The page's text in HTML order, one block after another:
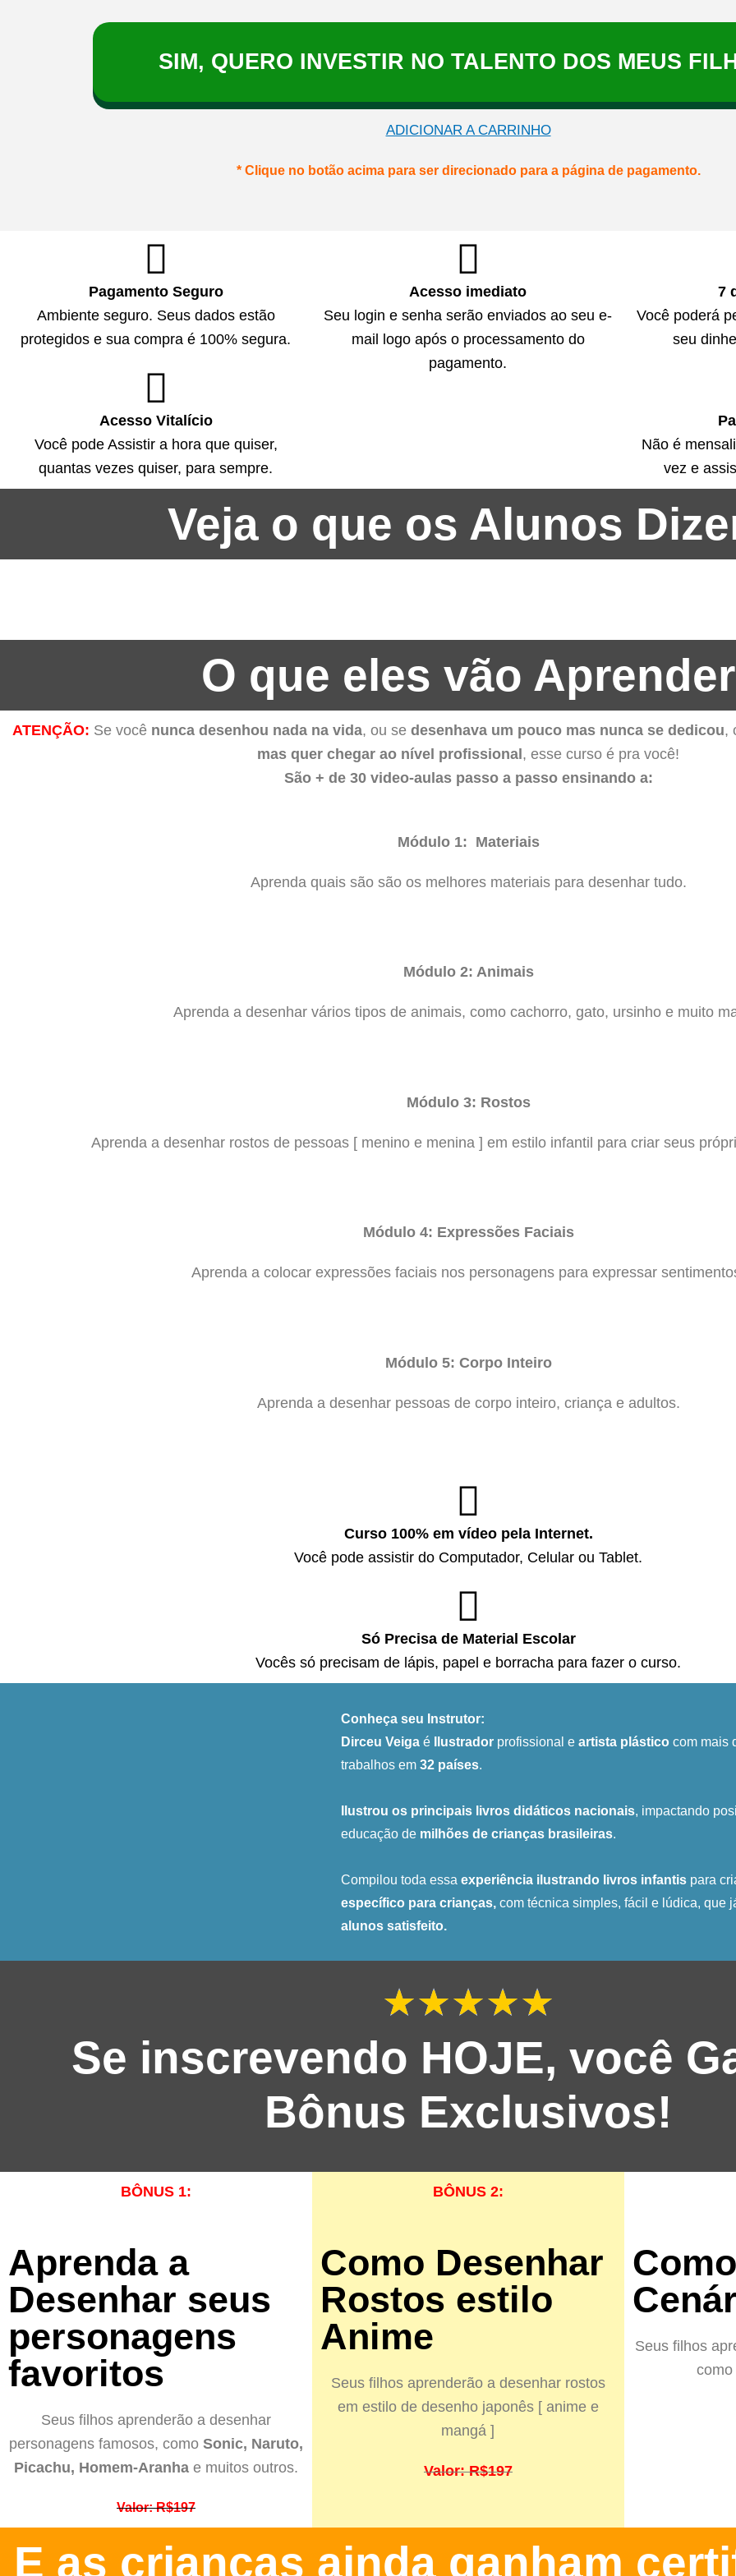
SIM, QUERO INVESTIR NO TALENTO DOS MEUS
ADICIONAR A CARRINHO
* Clique no botão acima para ser direcionado para a página de pagamento.
Pagamento Seguro
Ambiente seguro. Seus dados estão
protegidos e sua compra é 100% segura.
Acesso Vitalício
Você pode Assistir a hora que quiser,
quantas vezes quiser, para sempre.
Acesso imediato
Seu login e senha serão enviados ao seu e-
mail logo após o processamento do
pagamento.
7
Você poderá
seu
Não é
vez e
Veja o que os Alunos
O que eles vão Aprender
ATENÇÃO: Se você nunca desenhou nada na vida, ou se desenhava um pouco mas nunca se dedicou,
mas quer chegar ao nível profissional, esse curso é pra você!
São + de 30 video-aulas passo a passo ensinando a:
Módulo 1: Materiais
Aprenda quais são são os melhores materiais para desenhar tudo.
Módulo 2: Animais
Aprenda a desenhar vários tipos de animais, como cachorro, gato, ursinho e muito
Módulo 3: Rostos
Aprenda a desenhar rostos de pessoas [ menino e menina ] em estilo infantil para criar seus
Módulo 4: Expressões Faciais
Aprenda a colocar expressões faciais nos personagens para expressar
Módulo 5: Corpo Inteiro
Aprenda a desenhar pessoas de corpo inteiro, criança e adultos.
Curso 100% em vídeo pela Internet.
Você pode assistir do Computador, Celular ou Tablet.
Só Precisa de Material Escolar
Vocês só precisam de lápis, papel e borracha para fazer o curso.
Conheça seu Instrutor:
Dirceu VeigaéIlustradorprofissional e artista plásticocom mais
trabalhos em 32 países.
Ilustrou os principais livros didáticos nacionais, impactando
educação de milhões de crianças brasileiras.
Compilou toda essa experiência ilustrando livros infantispara
específico para crianças, com técnica simples, fácil e lúdica, que
alunos satisfeito.
★★★★★
5
de
5
Se inscrevendo HOJE, você
Bônus Exclusivos!
BÔNUS 1:
Aprenda a
Desenhar seus
personagens
favoritos
Seus filhos aprenderão a desenhar
personagens famosos, como Sonic, Naruto,
Picachu, Homem-Aranha e muitos outros.
Valor: R$197
BÔNUS 2:
Como Desenhar
Rostos estilo
Anime​
Seus filhos aprenderão a desenhar rostos
em estilo de desenho japonês [ anime e
mangá ]
Valor: R$197
Seus filhos
como
E as crianças ainda ganham